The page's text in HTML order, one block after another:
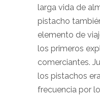
larga vida de
pistacho
elemento de
los primeros
comerciantes.
los pistachos
frecuencia por